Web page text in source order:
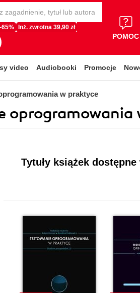
65% Inż. zwrotna 39,90 zł
POMOC
video Audiobooki Promocje
w praktyce
Tytuły książek